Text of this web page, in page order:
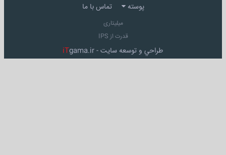
پوسته تماس با ما
میلیتاری
قدرت از IPS
طراحي و توسعه سايت - iTgama.ir